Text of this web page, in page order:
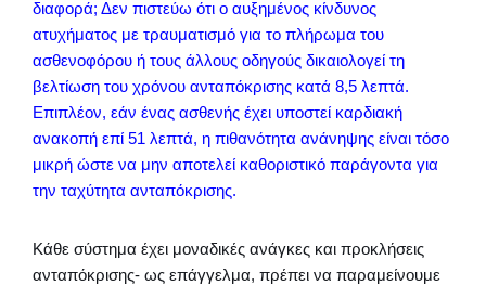
διαφορά; Δεν πιστεύω ότι ο αυξημένος κίνδυνος
ατυχήματος με τραυματισμό για το πλήρωμα του
ασθενοφόρου ή τους άλλους οδηγούς δικαιολογεί τη
βελτίωση του χρόνου ανταπόκρισης κατά 8,5 λεπτά.
Επιπλέον, εάν ένας ασθενής έχει υποστεί καρδιακή
ανακοπή επί 51 λεπτά, η πιθανότητα ανάνηψης είναι τόσο
μικρή ώστε να μην αποτελεί καθοριστικό παράγοντα για
την ταχύτητα ανταπόκρισης.
Κάθε σύστημα έχει μοναδικές ανάγκες και προκλήσεις
ανταπόκρισης- ως επάγγελμα, πρέπει να παραμείνουμε